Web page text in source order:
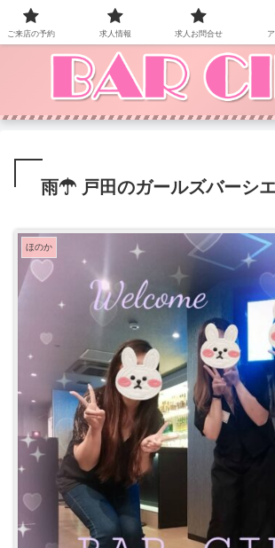
BAR CIEL！ご来店お待ちしていま
雨☂ 戸田のガールズバーシ
ほのか
ご来店の予約 求人情報 求人お問合せ